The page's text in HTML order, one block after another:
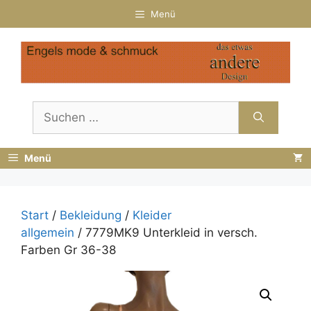
Inhalt
springen
Menü
nach:
Menü
Start / Bekleidung / Kleider
allgemein / 7779MK9 Unterkleid in versch.
Farben Gr 36-38